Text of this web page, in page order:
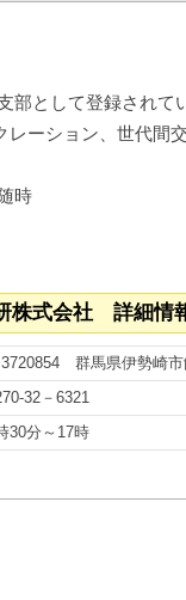
部として登録されて
ーション、世代間
時
株式会社 詳細情
群馬県伊勢崎市
32－6321
30分～17時